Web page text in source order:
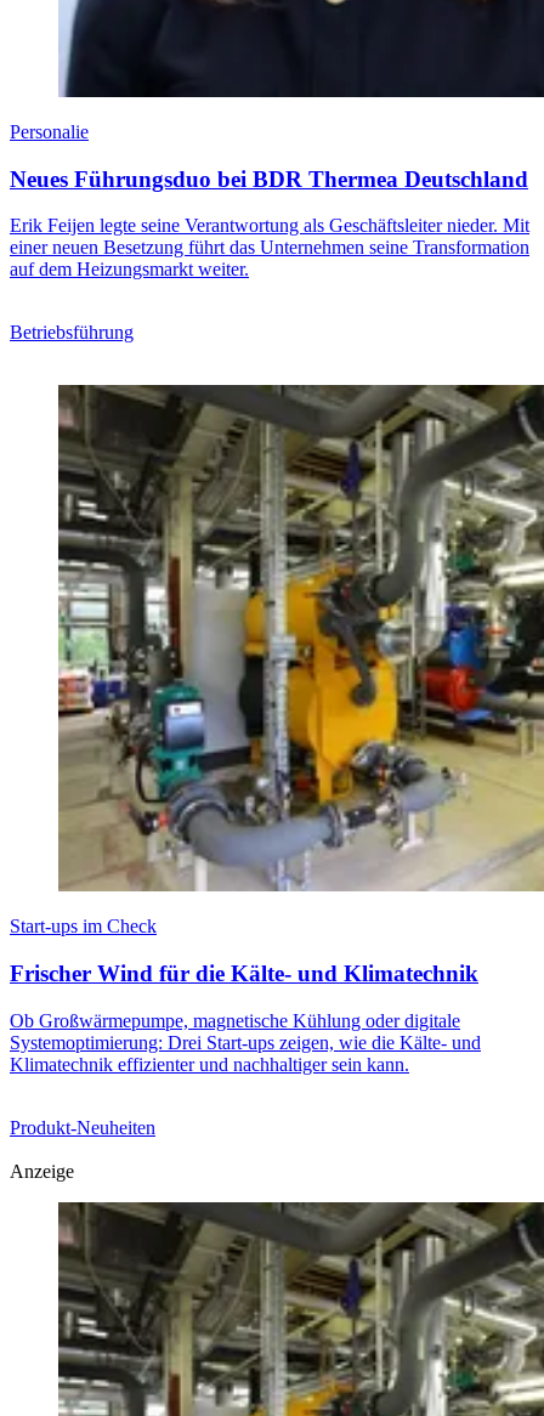
Personalie
Neues Führungsduo bei BDR Thermea Deutschland
Erik Feijen legte seine Verantwortung als Geschäftsleiter nieder. Mit
einer neuen Besetzung führt das Unternehmen seine Transformation
auf dem Heizungsmarkt weiter.
Betriebsführung
Start-ups im Check
Frischer Wind für die Kälte- und Klimatechnik
Ob Großwärmepumpe, magnetische Kühlung oder digitale
Systemoptimierung: Drei Start-ups zeigen, wie die Kälte- und
Klimatechnik effizienter und nachhaltiger sein kann.
Produkt-Neuheiten
Anzeige